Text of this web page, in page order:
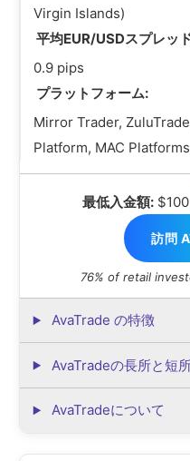
Virgin Islands)
平均EUR/USDスプレッ
0.9 pips
プラットフォーム:
Mirror Trader,
Platform, MAC Platforms
最低入金額:$100
訪問
76% of retail
AvaTrade の特徴
AvaTradeの長所と短
AvaTradeについて